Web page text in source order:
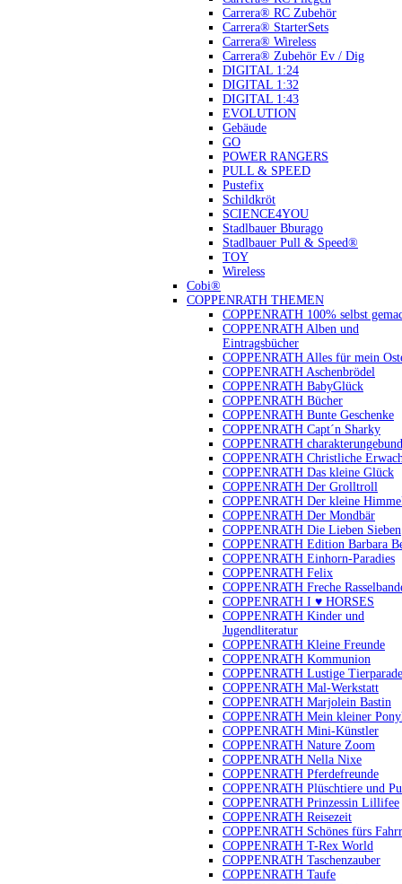
Carrera® RC Zubehör
Carrera® StarterSets
Carrera® Wireless
Carrera® Zubehör Ev / Dig
DIGITAL 1:24
DIGITAL 1:32
DIGITAL 1:43
EVOLUTION
Gebäude
GO
POWER RANGERS
PULL & SPEED
Pustefix
Schildkröt
SCIENCE4YOU
Stadlbauer Bburago
Stadlbauer Pull & Speed®
TOY
Wireless
Cobi®
COPPENRATH THEMEN
COPPENRATH 100% selbst
COPPENRATH Alben und
Eintragsbücher
COPPENRATH Alles für mein
COPPENRATH Aschenbrödel
COPPENRATH BabyGlück
COPPENRATH Bücher
COPPENRATH Bunte Geschenke
COPPENRATH Capt´n Sharky
COPPENRATH
COPPENRATH Christliche
COPPENRATH Das kleine Glück
COPPENRATH Der Grolltroll
COPPENRATH Der kleine
COPPENRATH Der Mondbär
COPPENRATH Die Lieben Sieben
COPPENRATH Edition Barbara
COPPENRATH Einhorn-Paradies
COPPENRATH Felix
COPPENRATH Freche
COPPENRATH I ♥ HORSES
COPPENRATH Kinder und
Jugendliteratur
COPPENRATH Kleine Freunde
COPPENRATH Kommunion
COPPENRATH Lustige Tierparade
COPPENRATH Mal-Werkstatt
COPPENRATH Marjolein Bastin
COPPENRATH Mein kleiner
COPPENRATH Mini-Künstler
COPPENRATH Nature Zoom
COPPENRATH Nella Nixe
COPPENRATH Pferdefreunde
COPPENRATH Plüschtiere und
COPPENRATH Prinzessin Lillifee
COPPENRATH Reisezeit
COPPENRATH Schönes fürs
COPPENRATH T-Rex World
COPPENRATH Taschenzauber
COPPENRATH Taufe